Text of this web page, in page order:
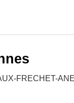
FRECHET-